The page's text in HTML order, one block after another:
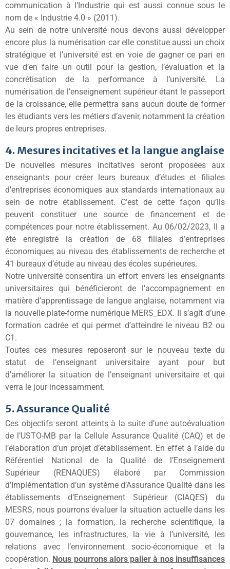
communication à l’Industrie qui est aussi connue sous le
nom de « Industrie 4.0 » (2011).
Au sein de notre université nous devons aussi développer
encore plus la numérisation car elle constitue aussi un choix
stratégique et l’université est en voie de gagner ce pari en
vue d’en faire un outil pour la gestion, l’évaluation et la
concrétisation de la performance à l’université. La
numérisation de l’enseignement supérieur étant le passeport
de la croissance, elle permettra sans aucun doute de former
les étudiants vers les métiers d’avenir, notamment la création
de leurs propres entreprises.
4. Mesures incitatives et la langue anglaise
De nouvelles mesures incitatives seront proposées aux
enseignants pour créer leurs bureaux d’études et filiales
d’entreprises économiques aux standards internationaux au
sein de notre établissement. C’est de cette façon qu’ils
peuvent constituer une source de financement et de
compétences pour notre établissement. Au 06/02/2023, Il a
été enregistré la création de 68 filiales d’entreprises
économiques au niveau des établissements de recherche et
41 bureaux d’étude au niveau des écoles supérieures.
Notre université consentira un effort envers les enseignants
universitaires qui bénéficieront de l’accompagnement en
matière d’apprentissage de langue anglaise, notamment via
la nouvelle plate-forme numérique MERS_EDX. Il s’agit d’une
formation cadrée et qui permet d’atteindre le niveau B2 ou
C1.
Toutes ces mesures reposeront sur le nouveau texte du
statut de l’enseignant universitaire ayant pour but
d’améliorer la situation de l’enseignant universitaire et qui
verra le jour incessamment.
5. Assurance Qualité
Ces objectifs seront atteints à la suite d’une autoévaluation
de l’USTO-MB par la Cellule Assurance Qualité (CAQ) et de
l’élaboration d’un projet d’établissement. En effet à l’aide du
Référentiel National de la Qualité de l’Enseignement
Supérieur (RENAQUES) élaboré par Commission
d’Implémentation d’un système d’Assurance Qualité dans les
établissements d’Enseignement Supérieur (CIAQES) du
MESRS, nous pourrons évaluer la situation actuelle dans les
07 domaines ; la formation, la recherche scientifique, la
gouvernance, les infrastructures, la vie à l’université, les
relations avec l’environnement socio-économique et la
coopération. Nous pourrons alors palier à nos insuffisances